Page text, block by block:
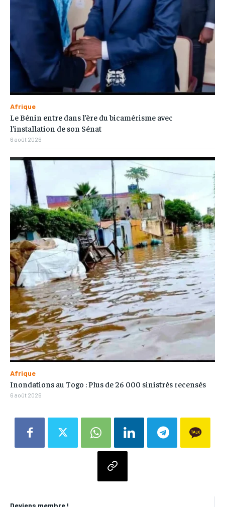
Deviens membre !
Afrique
Le Bénin entre dans l’ère du bicamérisme avec
l’installation de son Sénat
6 août 2026
Afrique
Inondations au Togo : Plus de 26 000 sinistrés recensés
6 août 2026